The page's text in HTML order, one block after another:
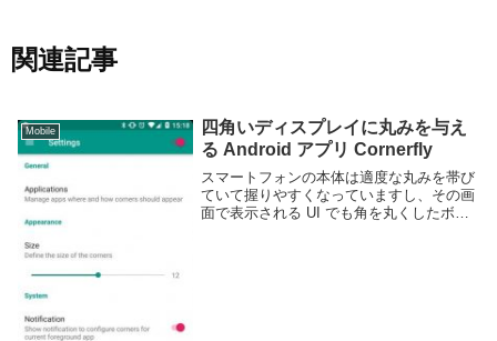
関連記事
Mobile
四角いディスプレイに丸みを与え
る Android アプリ Cornerfly
スマートフォンの本体は適度な丸みを帯び
ていて握りやすくなっていますし、その画
面で表示される UI でも角を丸くしたボタ